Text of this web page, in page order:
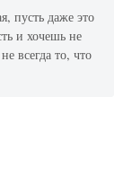
пусть даже это
и хочешь не
всегда то, что